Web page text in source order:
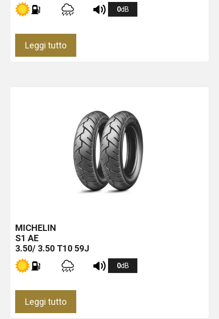
0dB
Leggi tutto
MICHELIN
S1 AE
3.50/ 3.50 T10 59J
0dB
Leggi tutto